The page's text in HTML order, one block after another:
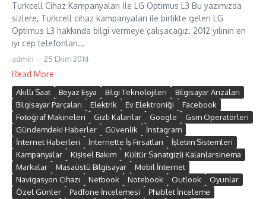
Turkcell Cihaz Kampanyaları İle LG Optimus L3 Bu yazımızda
sizlere, Turkcell cihaz kampanyaları ile birlikte gelen LG
Optimus L3 hakkında bilgi vermeye çalışacağız. 2012 yılının en
iyi cep telefonları...
admin 25 Ekim 2014
Read More
Akıllı Saat Beyaz Eşya Bilgi Teknolojileri
Bilgisayar Arızaları
Bilgisayar Parçaları
Elektrik Ev Elektroniği
Facebook
Fotoğraf Makineleri
Gizli Kalanlar Google
Gsm Operatörleri
Gündemdeki Haberler
Güvenlik
İnstagram
İnternet Haberleri
İnternette İş Fırsatları
İşletim Sistemleri
Kampanyalar
Kişisel Bakım
Kültür Sanatgizli Kalanlarsinema
Markalar
Masaüstü Bilgisayar
Mobil İnternet
Navigasyon Cihazı
Netbook Notebook Outlook
Oyunlar
Özel Günler
Padfone İncelemesi
Phablet İnceleme